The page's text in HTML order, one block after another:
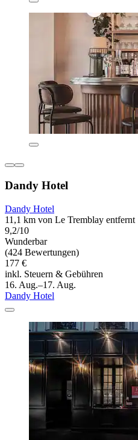
Dandy Hotel
Dandy Hotel
11,1 km von Le Tremblay entfernt
9,2/10
Wunderbar
(424 Bewertungen)
177 €
inkl. Steuern & Gebühren
16. Aug.–17. Aug.
Dandy Hotel